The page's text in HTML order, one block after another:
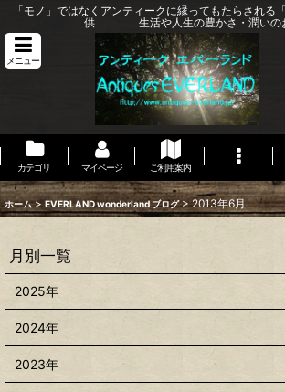
「モノ」ではなくアンティークに縁ってもたらされる
供 生活や人生の豊かさ・潤いの
メニュー
カテゴリ マイページ ご利用案内
ホーム > EVERLAND wonderland ブログ > 2013年6月
月別一覧
2025年
2024年
2023年